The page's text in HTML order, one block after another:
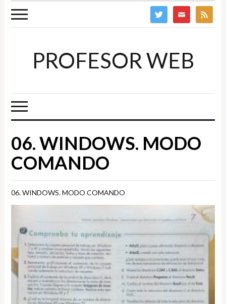
twitter mail feed
PROFESOR WEB
06. WINDOWS. MODO
COMANDO
06. WINDOWS. MODO COMANDO